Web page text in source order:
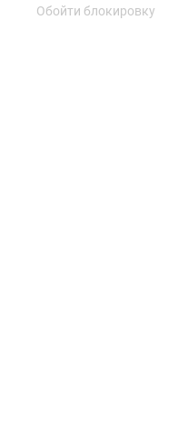
Обойти блокировку